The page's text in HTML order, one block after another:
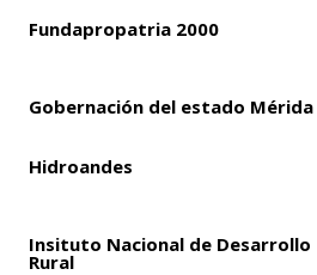
Fundapropatria 2000
Gobernación del estado Mérida
Hidroandes
Insituto Nacional de Desarrollo
Rural